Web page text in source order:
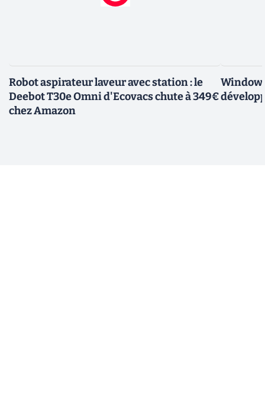
Robot aspirateur laveur avec station : le
Deebot T30e Omni d'Ecovacs chute à 349€
chez Amazon